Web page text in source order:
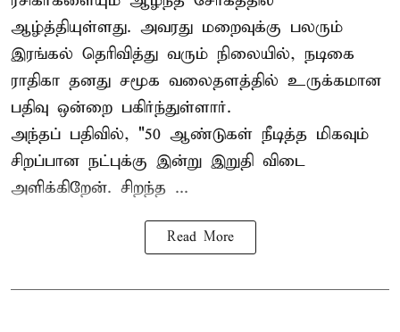
ஆழ்த்தியுள்ளது. அவரது மறைவுக்கு பலரும்
இரங்கல் தெரிவித்து வரும் நிலையில், நடிகை
ராதிகா தனது சமூக வலைதளத்தில் உருக்கமான
பதிவு ஒன்றை பகிர்ந்துள்ளார்.
அந்தப் பதிவில், "50 ஆண்டுகள் நீடித்த மிகவும்
சிறப்பான நட்புக்கு இன்று இறுதி விடை
அளிக்கிறேன். சிறந்த ...
Read More